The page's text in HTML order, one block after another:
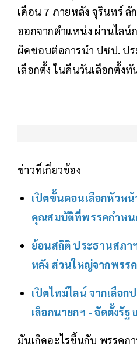
เดือน 7 ภายหลัง จุรินทร์
ออกจากตำแหน่ง ผ่านไลน์
ผิดชอบต่อการนำ ปชป. ป
เลือกตั้ง ในคืนวันเลือกตั้งทั
ข่าวที่เกี่ยวข้อง
เปิดขั้นตอนเลือกหัวห
คุณสมบัติที่พรรคกำห
ย้อนสถิติ ประธานสภา
หลัง ส่วนใหญ่จากพรร
เปิดไทม์ไลน์ จากเลือก
เลือกนายกฯ - จัดตั้งรัฐ
มันเกิดอะไรขึ้นกับ พรรคก